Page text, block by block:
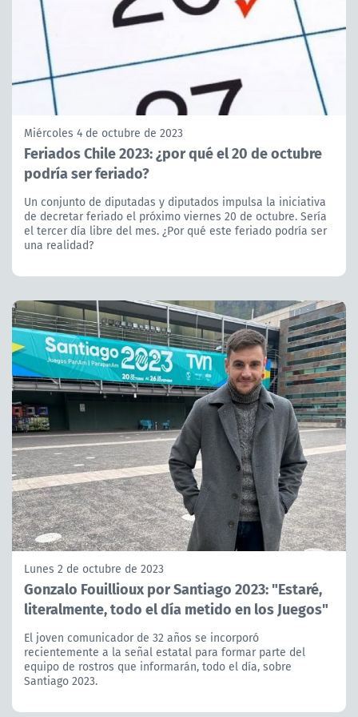
Miércoles 4 de octubre de 2023
Feriados Chile 2023: ¿por qué el 20 de octubre
podría ser feriado?
Un conjunto de diputadas y diputados impulsa la iniciativa
de decretar feriado el próximo viernes 20 de octubre. Sería
el tercer día libre del mes. ¿Por qué este feriado podría ser
una realidad?
Lunes 2 de octubre de 2023
Gonzalo Fouillioux por Santiago 2023: "Estaré,
literalmente, todo el día metido en los Juegos"
El joven comunicador de 32 años se incorporó
recientemente a la señal estatal para formar parte del
equipo de rostros que informarán, todo el día, sobre
Santiago 2023.